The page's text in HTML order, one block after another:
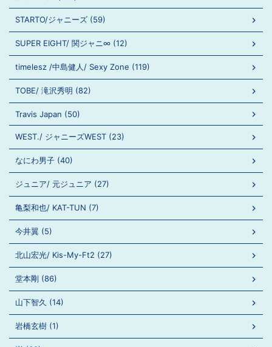
STARTO/ジャニーズ (59)
SUPER EIGHT/ 関ジャニ∞ (12)
timelesz /中島健人/ Sexy Zone (119)
TOBE/ 滝沢秀明 (82)
Travis Japan (50)
WEST./ ジャニーズWEST (23)
なにわ男子 (40)
ジュニア/ 元ジュニア (27)
亀梨和也/ KAT-TUN (7)
今井翼 (5)
北山宏光/ Kis-My-Ft2 (27)
堂本剛 (86)
山下智久 (14)
岩橋玄樹 (1)